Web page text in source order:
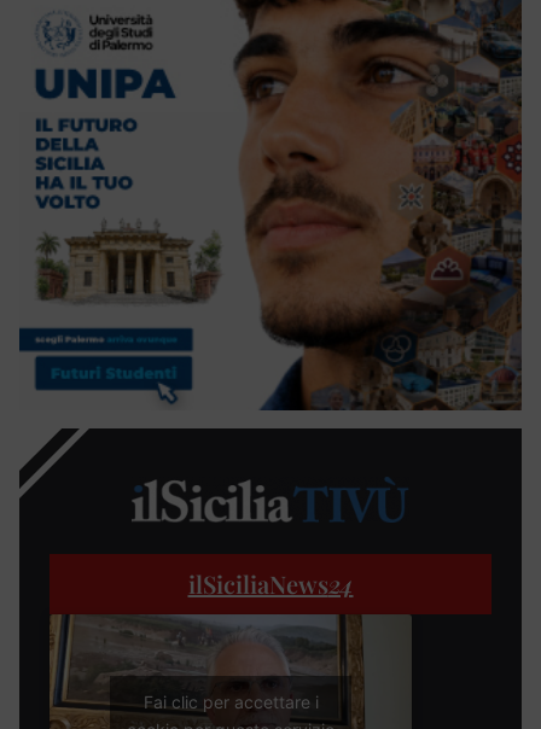
ilSiciliaNews24
Fai clic per accettare i